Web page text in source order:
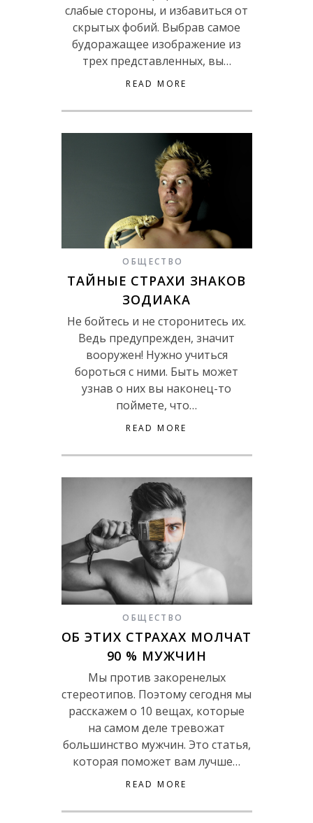
слабые стороны, и избавиться от
скрытых фобий. Выбрав самое
будоражащее изображение из
трех представленных, вы…
READ MORE
ОБЩЕСТВО
ТАЙНЫЕ СТРАХИ ЗНАКОВ
ЗОДИАКА
Не бойтесь и не сторонитесь их.
Ведь предупрежден, значит
вооружен! Нужно учиться
бороться с ними. Быть может
узнав о них вы наконец-то
поймете, что…
READ MORE
ОБЩЕСТВО
ОБ ЭТИХ СТРАХАХ МОЛЧАТ
90 % МУЖЧИН
Мы против закоренелых
стереотипов. Поэтому сегодня мы
расскажем о 10 вещах, которые
на самом деле тревожат
большинство мужчин. Это статья,
которая поможет вам лучше…
READ MORE